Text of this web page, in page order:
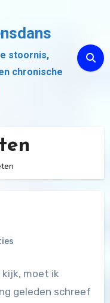
stoornis,
chronische
moet ik
geleden schreef